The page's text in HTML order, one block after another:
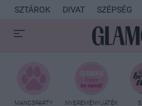
SZTÁROK DIVAT SZÉPSÉG
MANCSPARTY NYEREMÉNYJÁTÉK